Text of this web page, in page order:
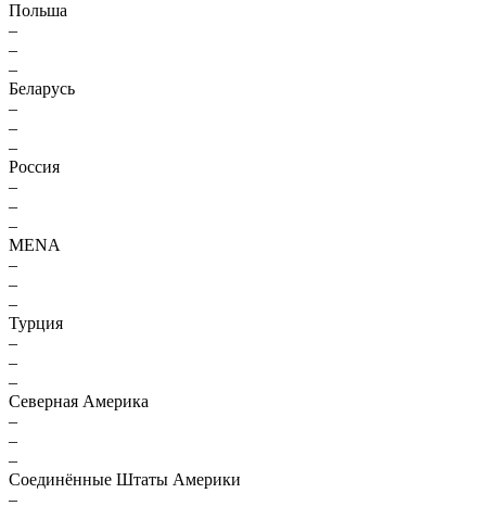
Польша
–
–
–
Беларусь
–
–
–
Россия
–
–
–
MENA
–
–
–
Турция
–
–
–
Северная Америка
–
–
–
Соединённые Штаты Америки
–